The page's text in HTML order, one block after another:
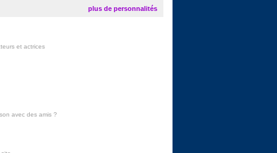
plus de personnalités
et actrices
avec des amis?